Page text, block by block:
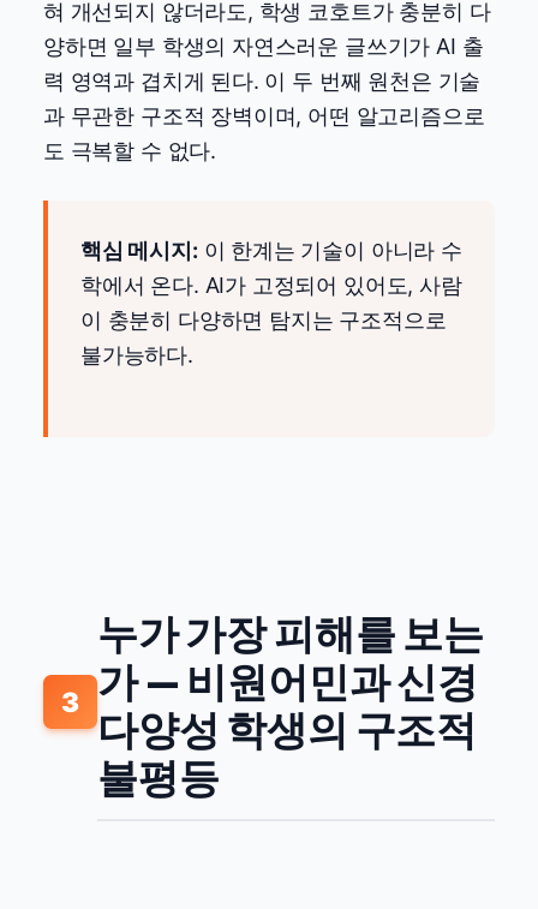
혀 개선되지 않더라도, 학생 코호트가 충분히 다
양하면 일부 학생의 자연스러운 글쓰기가 AI 출
력 영역과 겹치게 된다. 이 두 번째 원천은 기술
과 무관한 구조적 장벽이며, 어떤 알고리즘으로
도 극복할 수 없다.
핵심 메시지: 이 한계는 기술이 아니라 수
학에서 온다. AI가 고정되어 있어도, 사람
이 충분히 다양하면 탐지는 구조적으로
불가능하다.
3
누가 가장 피해를 보는
가 — 비원어민과 신경
다양성 학생의 구조적
불평등